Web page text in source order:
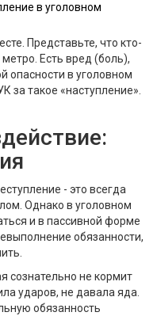
в уголовном
Представьте, что кто-
Есть вред (боль),
опасности в уголовном
за такое «наступление».
- это всегда
Однако в уголовном
и в пассивной форме
обязанности,
сознательно не кормит
ударов, не давала яда.
обязанность